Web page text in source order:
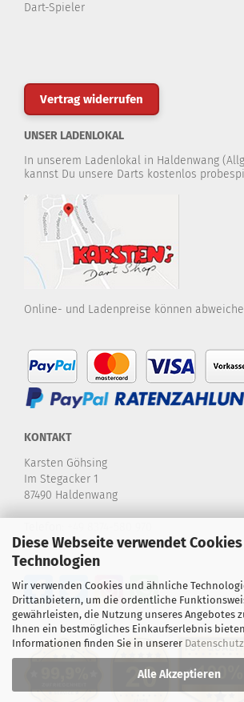
Diese Webseite verwendet
Technologien
Wir verwenden Cookies und ähnliche
Drittanbietern, um die ordentliche
gewährleisten, die Nutzung unseres Angebotes
Ihnen ein bestmögliches Einkaufserlebnis
Informationen finden Sie in unserer
Alle Akzeptieren
Dart-Spieler
Vertrag widerrufen
UNSER LADENLOKAL
In unserem Ladenlokal in Haldenwang
kannst Du unsere Darts kostenlos
Online- und Ladenpreise können
KONTAKT
Karsten Göhsing
Im Stegacker 1
87490 Haldenwang
E-Mail:info@karstensdartshop.de